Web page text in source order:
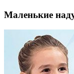
Маленькие